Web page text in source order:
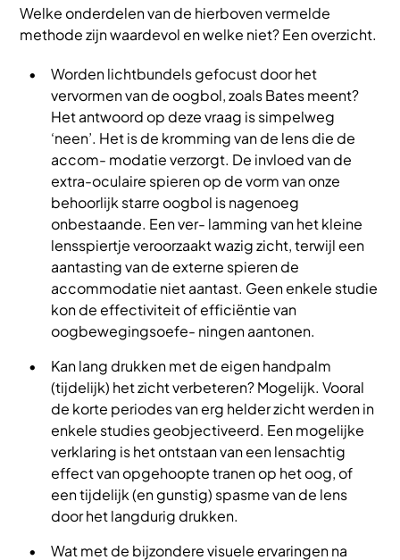
Welke onderdelen van de hierboven vermelde
methode zijn waardevol en welke niet? Een overzicht.
Worden lichtbundels gefocust door het
vervormen van de oogbol, zoals Bates meent?
Het antwoord op deze vraag is simpelweg
‘neen’. Het is de kromming van de lens die de
accom- modatie verzorgt. De invloed van de
extra-oculaire spieren op de vorm van onze
behoorlijk starre oogbol is nagenoeg
onbestaande. Een ver- lamming van het kleine
lensspiertje veroorzaakt wazig zicht, terwijl een
aantasting van de externe spieren de
accommodatie niet aantast. Geen enkele studie
kon de effectiviteit of efficiëntie van
oogbewegingsoefe- ningen aantonen.
Kan lang drukken met de eigen handpalm
(tijdelijk) het zicht verbeteren? Mogelijk. Vooral
de korte periodes van erg helder zicht werden in
enkele studies geobjectiveerd. Een mogelijke
verklaring is het ontstaan van een lensachtig
effect van opgehoopte tranen op het oog, of
een tijdelijk (en gunstig) spasme van de lens
door het langdurig drukken.
Wat met de bijzondere visuele ervaringen na